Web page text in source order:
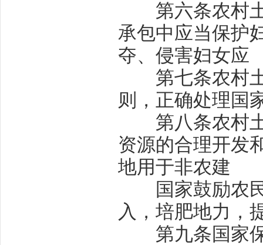
第六条农村
承包中应当保护
夺、侵害妇女
第七条农村
则，正确处理国
第八条农村
资源的合理开发
地用于非农建
国家鼓励农民
入，培肥地力，
第九条 国家